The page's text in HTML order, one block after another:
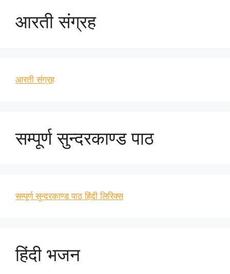
आरती संग्रह
आरती संग्रह
सम्पूर्ण सुन्दरकाण्ड पाठ
सम्पूर्ण सुन्दरकाण्ड पाठ हिंदी लिरिक्स
हिंदी भजन